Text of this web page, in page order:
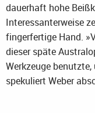
dauerhaft hohe
Interessanterweise
fingerfertige Hand.
dieser späte
Werkzeuge
spekuliert Weber